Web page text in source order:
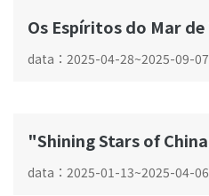
G02
data ： 2025-04-28~2025-09-07
data ： 2025-01-13~2025-04-06